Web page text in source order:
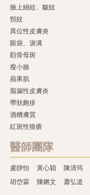
臉上細紋、皺紋
頸紋
異位性皮膚炎
眼袋、淚溝
顴骨母斑
瘦小臉
蘋果肌
脂漏性皮膚炎
帶狀皰疹
酒糟膚質
紅斑性狼瘡
醫師團隊
盧靜怡 黃心穎 陳清筠
胡岱霖
陳鏘文 蕭弘道